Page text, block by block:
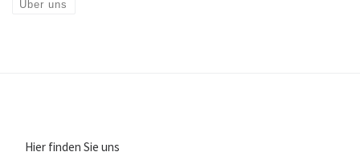
Über uns
Hier finden Sie uns